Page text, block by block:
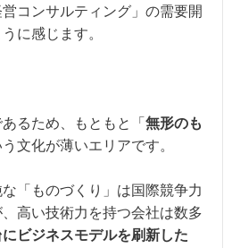
コンサルティング」の需要開
に感じます。
るため、もともと「 無形のも
う文化が薄いエリアです。
「ものづくり」は国際競争力
高い技術力を持つ会社は数多
ビジネスモデルを刷新した